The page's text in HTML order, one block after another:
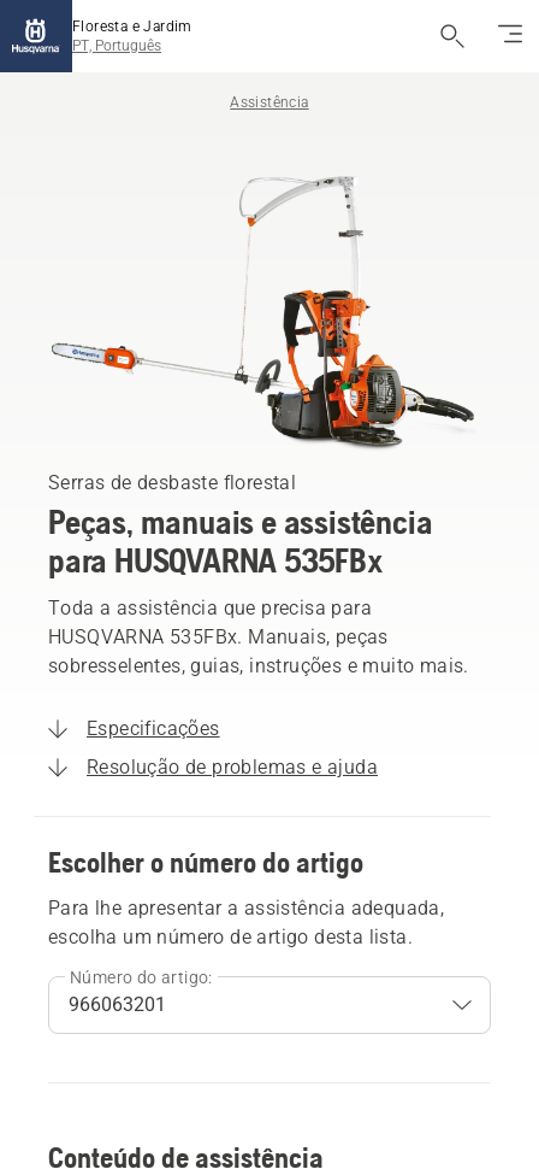
Floresta e Jardim
PT, Português
Assistência
Serras de desbaste florestal
Peças, manuais e assistência
para HUSQVARNA 535FBx
Toda a assistência que precisa para
HUSQVARNA 535FBx. Manuais, peças
sobresselentes, guias, instruções e muito mais.
Especificações
Resolução de problemas e ajuda
Escolher o número do artigo
Para lhe apresentar a assistência adequada,
escolha um número de artigo desta lista.
Número do artigo:
Conteúdo de assistência